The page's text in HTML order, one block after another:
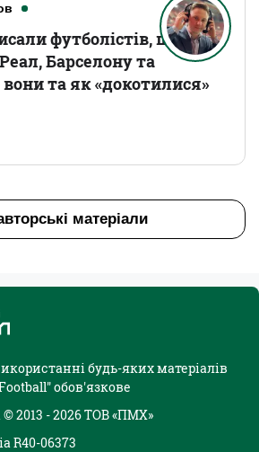
футболістів, що
Барселону та
та як «докотилися»
матеріали
будь-яких матеріалів
обов'язкове
2013 - 2026 ТОВ «ПМХ»
R40-06373